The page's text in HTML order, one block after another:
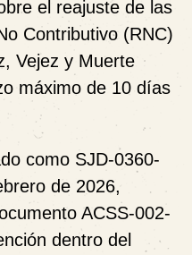
el reajuste de las
Contributivo (RNC)
Vejez y Muerte
máximo de 10 días
como SJD-0360-
de 2026,
ACSS-002-
dentro del